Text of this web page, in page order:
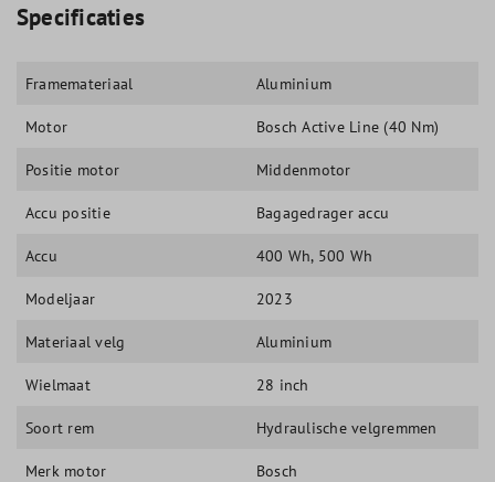
Specificaties
Framemateriaal Aluminium
Motor Bosch Active Line (40 Nm)
Positie motor Middenmotor
Accu positie Bagagedrager accu
Accu 400 Wh, 500 Wh
Modeljaar 2023
Materiaal velg Aluminium
Wielmaat 28 inch
Soort rem Hydraulische velgremmen
Merk motor Bosch